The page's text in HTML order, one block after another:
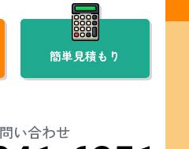
簡単見積もり
い合わせ